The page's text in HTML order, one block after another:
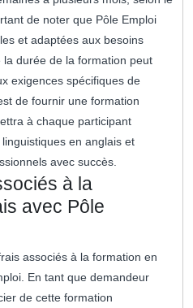
de noter que Pôle Emploi
et adaptées aux besoins
durée de la formation peut
exigences spécifiques de
de fournir une formation
à chaque participant
en anglais et
avec succès.
à la
avec Pôle
associés à la formation en
En tant que demandeur
de cette formation